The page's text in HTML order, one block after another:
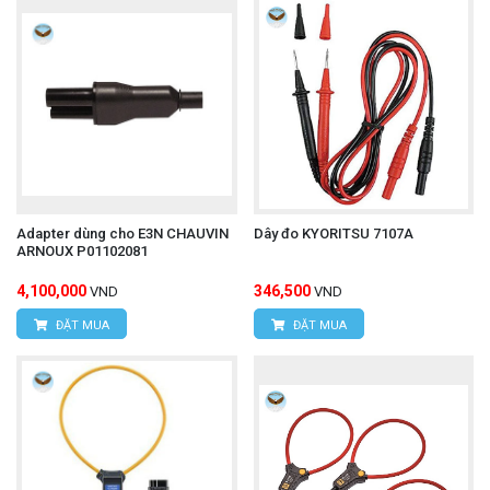
Kiểm tra dây đo trước khi sử dụng để đảm bảo
không bị hư hỏng.
Khi sử dụng ở CAT IV 600 V, CAT III 1000 V
Hy vọng những thông tin trên sẽ giúp bạn hiểu rõ
FLUKE TL-75
chính hãng, quý khách hãy liên hệ
CÔNG TY TNHH THIẾT BỊ VÀ CÔNG NGHỆ
HÙNG NGUYÊN
HÙNG NGUYÊN TECH - HÀ NỘI
Adapter dùng cho E3N CHAUVIN
ARNOUX P01102081
4,100,000 VND
ĐẶT MUA
Dây đo KYORITSU 7107A
346,500 VND
ĐẶT MUA